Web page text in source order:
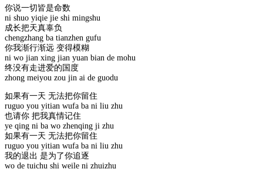
你说一切皆是命数
ni shuo yiqie jie shi mingshu
成长把天真辜负
chengzhang ba tianzhen gufu
你我渐行渐远 变得模糊
ni wo jian xing jian yuan bian de mohu
终没有走进爱的国度
zhong meiyou zou jin ai de guodu
如果有一天 无法把你留住
ruguo you yitian wufa ba ni liu zhu
也请你 把我真情记住
ye qing ni ba wo zhenqing ji zhu
如果有一天 无法把你留住
ruguo you yitian wufa ba ni liu zhu
我的退出 是为了你追逐
wo de tuichu shi weile ni zhuizhu